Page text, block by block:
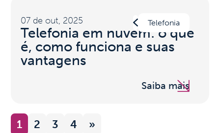
Telefonia
07 de out, 2025
Telefonia em nuvem: o que
é, como funciona e suas
vantagens
Saiba mais
1 2 3 4 »